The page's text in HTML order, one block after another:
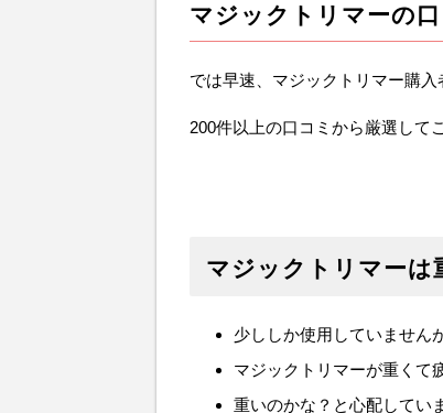
マジックトリマーの
では早速、マジックトリマー購
200件以上の口コミから厳選して
マジックトリマーは
少ししか使用していませんが
マジックトリマーが重くて
重いのかな？と心配してい